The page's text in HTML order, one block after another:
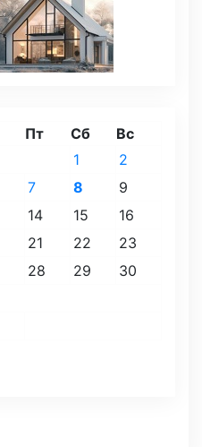
Пт Сб Вс
1
2
7 8
9
14 15
16
21 22
23
28 29
30